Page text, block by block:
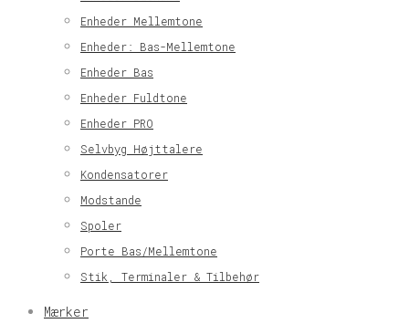
Enheder Mellemtone
Enheder: Bas-Mellemtone
Enheder Bas
Enheder Fuldtone
Enheder PRO
Selvbyg Højttalere
Kondensatorer
Modstande
Spoler
Porte Bas/Mellemtone
Stik, Terminaler & Tilbehør
Mærker